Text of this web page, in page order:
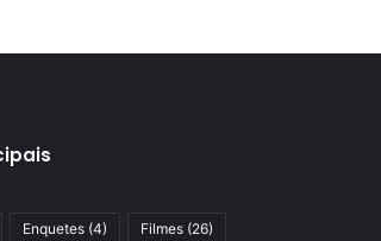
Enquetes(4) Filmes(26)